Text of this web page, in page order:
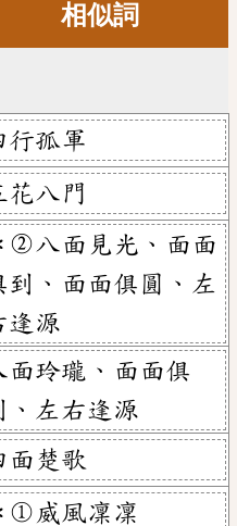
相似詞
行孤軍
花八門
②八面見光、面面
到、面面俱圓、左
逢源
面玲瓏、面面俱
、左右逢源
面楚歌
①威風凜凜